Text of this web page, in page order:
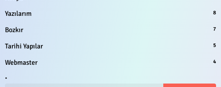
Yazılarım 8
Bozkır 7
Tarihi Yapılar 5
Webmaster 4
.